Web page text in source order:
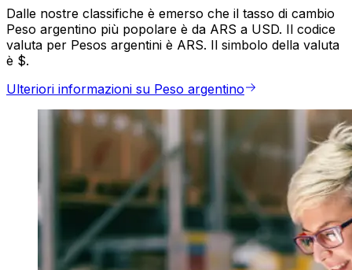
Dalle nostre classifiche è emerso che il tasso di cambio
Peso argentino più popolare è da ARS a USD. Il codice
valuta per Pesos argentini è ARS. Il simbolo della valuta
è $.
Ulteriori informazioni su Peso argentino